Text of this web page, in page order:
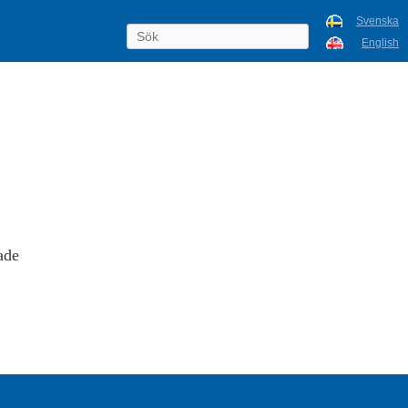
Svenska
English